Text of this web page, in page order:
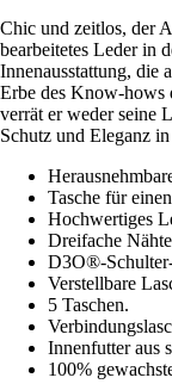
Chic und zeitlos, der
bearbeitetes Leder in
Innenausstattung, die
Erbe des Know-hows
verrät er weder seine
Schutz und Eleganz
Tasche für
Hochwertiges
Dreifache
D3O®-
Verstellbare
5 Taschen.
Innenfutter aus
100%